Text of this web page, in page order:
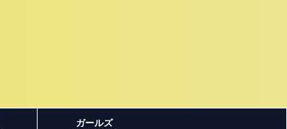
ガールズ